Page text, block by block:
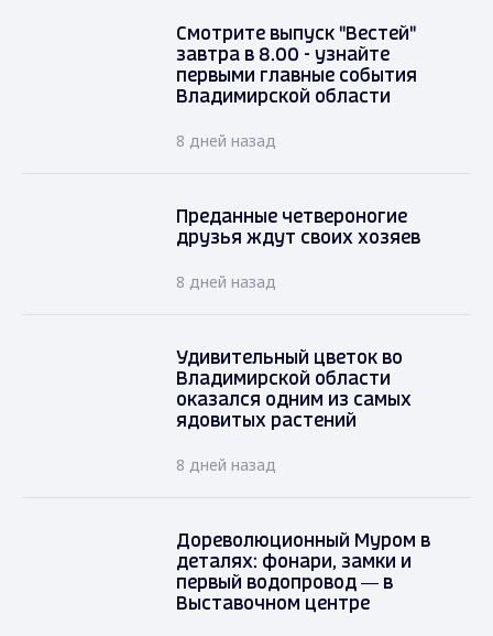
Смотрите выпуск "Вестей"
завтра в 8.00 - узнайте
первыми главные события
Владимирской области
8 дней назад
Преданные четвероногие
друзья ждут своих хозяев
8 дней назад
Удивительный цветок во
Владимирской области
оказался одним из самых
ядовитых растений
8 дней назад
Дореволюционный Муром в
деталях: фонари, замки и
первый водопровод — в
Выставочном центре